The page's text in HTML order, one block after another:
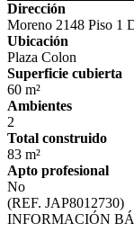
Dirección
Moreno 2148 Piso 1
Ubicación
Plaza Colon
Superficie cubierta
60 m²
Ambientes
2
Total construido
83 m²
Apto profesional
No
(REF. JAP8012730)
INFORMACIÓN